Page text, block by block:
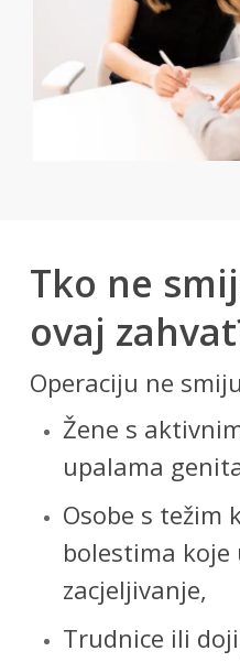
Tko ne
ovaj
Operaciju ne
Žene s
upalama
Osobe s težim
bolestima koje
zacjeljivanje,
Trudnice ili